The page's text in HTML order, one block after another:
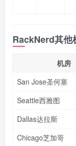
RackNerd其他
机房
San Jose圣何塞
Seattle西雅图
Dallas达拉斯
Chicago芝加哥